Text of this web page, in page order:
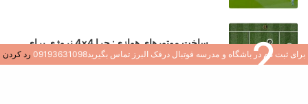
2
ساخت موتورهای هوازی: چرا 4×4 نروژی برای
بازیکنان جوان یک تغییر دهنده بازی است
برای ثبت نام در باشگاه و مدرسه فوتبال درفک البرز تماس بگیرید09193631098 رد کردن